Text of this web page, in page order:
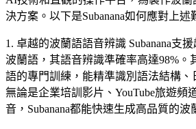
決方案。以下是Subanana如何應對上述
1. 卓越的波蘭語語音辨識 Subanana支
波蘭語，其語音辨識準確率高達98%。
語的專門訓練，能精準識別語法結構、
無論是企業培訓影片、YouTube旅遊頻
音，Subanana都能快速生成高品質的波